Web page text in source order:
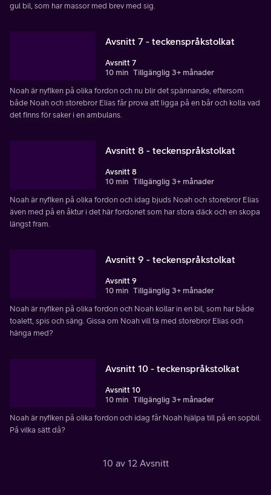
gul bil, som har massor med brev med sig.
Avsnitt 7 - teckenspråkstolkat
Avsnitt 7
10 min Tillgänglig 3+ månader
Noah är nyfiken på olika fordon och nu blir det spännande, eftersom
både Noah och storebror Elias får prova att ligga på en bår och kolla vad
det finns för saker i en ambulans.
Avsnitt 8 - teckenspråkstolkat
Avsnitt 8
10 min Tillgänglig 3+ månader
Noah är nyfiken på olika fordon och idag bjuds Noah och storebror Elias
även med på en åktur i det här fordonet som har stora däck och en skopa
längst fram.
Avsnitt 9 - teckenspråkstolkat
Avsnitt 9
10 min Tillgänglig 3+ månader
Noah är nyfiken på olika fordon och Noah kollar in en bil, som har både
toalett, spis och säng. Gissa om Noah vill ta med storebror Elias och
hänga med?
Avsnitt 10 - teckenspråkstolkat
Avsnitt 10
10 min Tillgänglig 3+ månader
Noah är nyfiken på olika fordon och idag får Noah hjälpa till på en sopbil.
På vilka sätt då?
10 av 12 Avsnitt